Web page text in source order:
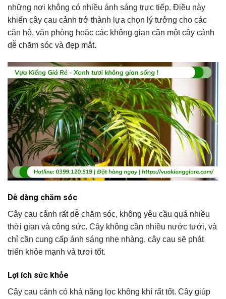
những nơi không có nhiều ánh sáng trực tiếp. Điều này
khiến cây cau cảnh trở thành lựa chọn lý tưởng cho các
căn hộ, văn phòng hoặc các không gian cần một cây cảnh
dễ chăm sóc và đẹp mắt.
Dễ dàng chăm sóc
Cây cau cảnh rất dễ chăm sóc, không yêu cầu quá nhiều
thời gian và công sức. Cây không cần nhiều nước tưới, và
chỉ cần cung cấp ánh sáng nhẹ nhàng, cây cau sẽ phát
triển khỏe mạnh và tươi tốt.
Lợi ích sức khỏe
Cây cau cảnh có khả năng lọc không khí rất tốt. Cây giúp